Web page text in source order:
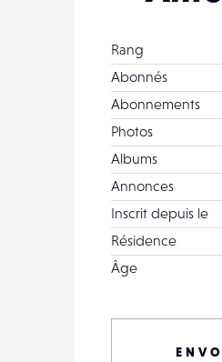
Rang
Abonnés
Abonnements
Photos
Albums
Annonces
Inscrit depuis le
Résidence
Âge